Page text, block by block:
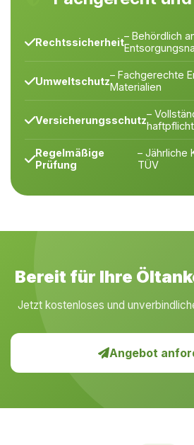
Rechtssicherheit– Behördlich
Umweltschutz– Fachgerechte
Materialien
Versicherungsschutz–
Regelmäßige
Prüfung
– Jährliche
TÜV
Bereit für Ihre
Jetzt kostenloses und
Angebot